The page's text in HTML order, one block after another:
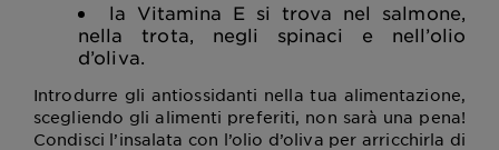
la Vitamina E si trova nel salmone,
nella trota, negli spinaci e nell’olio
d’oliva.
Introdurre gli antiossidanti nella tua alimentazione,
scegliendo gli alimenti preferiti, non sarà una pena!
Condisci l’insalata con l’olio d’oliva per arricchirla di